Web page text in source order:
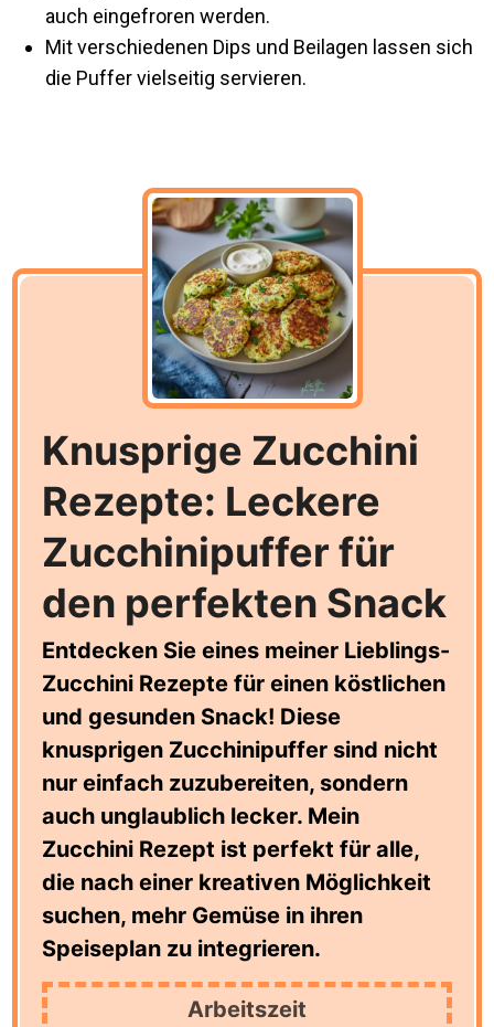
auch eingefroren werden.
Mit verschiedenen Dips und Beilagen lassen sich
die Puffer vielseitig servieren.
Knusprige Zucchini
Rezepte: Leckere
Zucchinipuffer für
den perfekten Snack
Entdecken Sie eines meiner Lieblings-
Zucchini Rezepte für einen köstlichen
und gesunden Snack! Diese
knusprigen Zucchinipuffer sind nicht
nur einfach zuzubereiten, sondern
auch unglaublich lecker. Mein
Zucchini Rezept ist perfekt für alle,
die nach einer kreativen Möglichkeit
suchen, mehr Gemüse in ihren
Speiseplan zu integrieren.
Arbeitszeit